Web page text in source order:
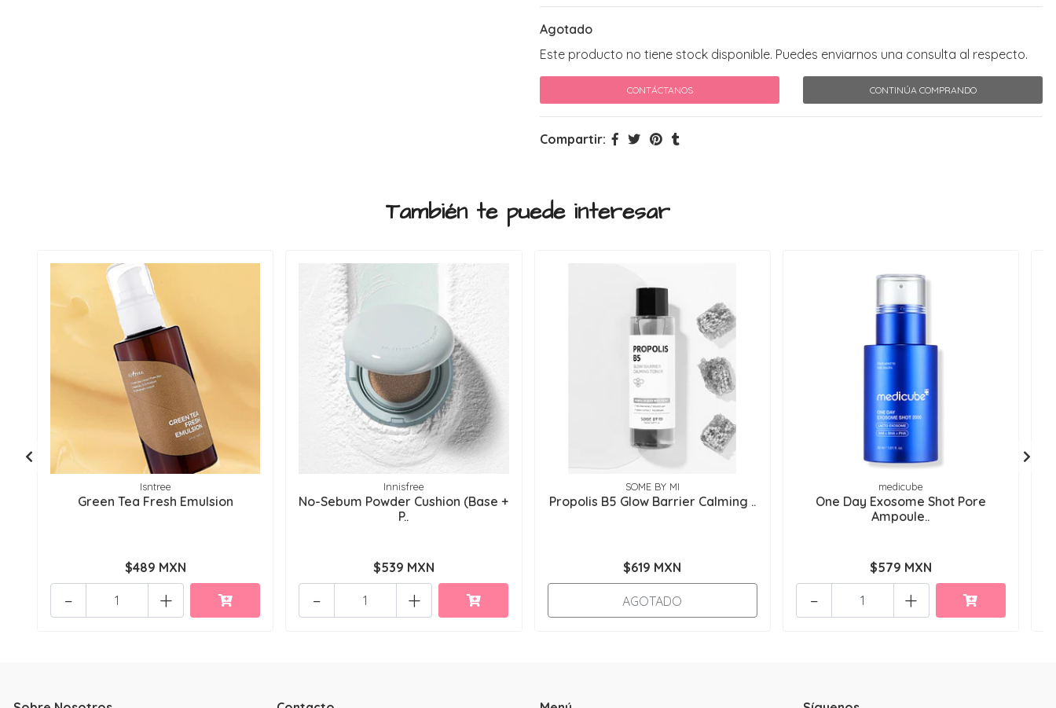
Agotado
Este producto no tiene stock disponible. Puedes enviarnos una consulta al respecto.
CONTÁCTANOS CONTINÚA COMPRANDO
Compartir:
También te puede interesar
Isntree
Green Tea Fresh Emulsion
$489 MXN
+
-
Innisfree
No-Sebum Powder Cushion (Base +
P..
$539 MXN
+
-
SOME BY MI
Propolis B5 Glow Barrier Calming ..
$619 MXN
AGOTADO
medicube
One Day Exosome Shot Pore
Ampoule..
$579 MXN
+
-